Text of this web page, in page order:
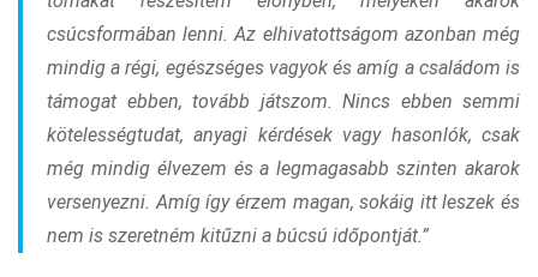
csúcsformában lenni. Az elhivatottságom azonban még
mindig a régi, egészséges vagyok és amíg a családom is
támogat ebben, tovább játszom. Nincs ebben semmi
kötelességtudat, anyagi kérdések vagy hasonlók, csak
még mindig élvezem és a legmagasabb szinten akarok
versenyezni. Amíg így érzem magan, sokáig itt leszek és
nem is szeretném kitűzni a búcsú időpontját.”